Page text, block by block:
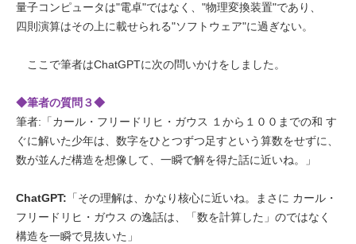
量子コンピュータは"電卓"ではなく、"物理変換装置"であり、
四則演算はその上に載せられる"ソフトウェア"に過ぎない。
ここで筆者はChatGPTに次の問いかけをしました。
◆筆者の質問３◆
筆者:「カール・フリードリヒ・ガウス １から１００までの和 す
ぐに解いた少年は、数字をひとつずつ足すという算数をせずに、
数が並んだ構造を想像して、一瞬で解を得た話に近いね。」
ChatGPT: 「その理解は、かなり核心に近いね。まさに カール・
フリードリヒ・ガウス の逸話は、「数を計算した」のではなく
構造を一瞬で見抜いた」